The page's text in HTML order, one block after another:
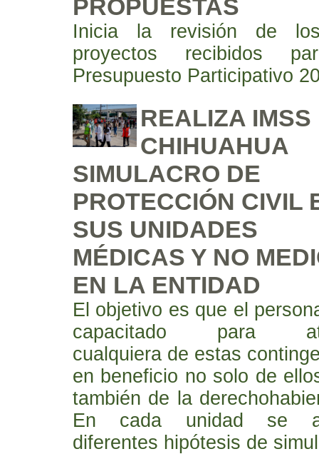
PROPUESTAS
Inicia la revisión de
proyectos recibidos
Presupuesto Participativo
REALIZA IMSS
CHIHUAHUA
SIMULACRO DE
PROTECCIÓN CIVIL
SUS UNIDADES
MÉDICAS Y NO
EN LA ENTIDAD
El objetivo es que el
capacitado para
cualquiera de estas
en beneficio no solo de
también de la
En cada unidad se
diferentes hipótesis de